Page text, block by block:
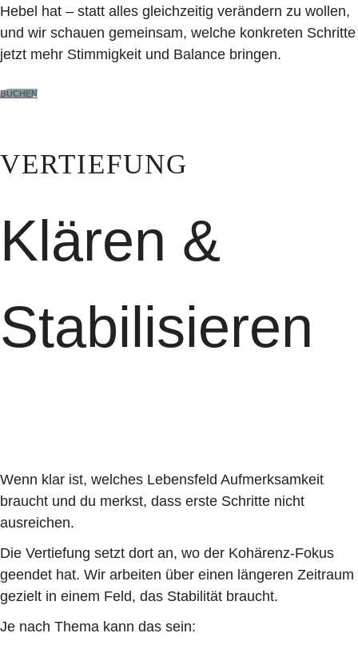
Hebel hat – statt alles gleichzeitig verändern zu wollen,
und wir schauen gemeinsam, welche konkreten Schritte
jetzt mehr Stimmigkeit und Balance bringen.
BUCHEN
VERTIEFUNG
Klären &
Stabilisieren
Wenn klar ist, welches Lebensfeld Aufmerksamkeit
braucht und du merkst, dass erste Schritte nicht
ausreichen.
Die Vertiefung setzt dort an, wo der Kohärenz-Fokus
geendet hat. Wir arbeiten über einen längeren Zeitraum
gezielt in einem Feld, das Stabilität braucht.
Je nach Thema kann das sein: